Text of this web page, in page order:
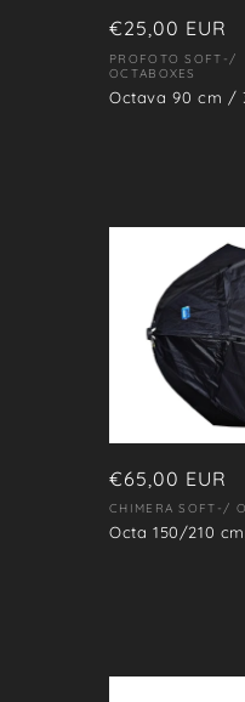
Precio
habitual
€25,00 EUR
Proveedor:
PROFOTO SOFT-/
OCTABOXES
Octava 90 cm /
Precio
habitual
€65,00 EUR
Proveedor:
CHIMERA SOFT-/
Octa 150/210